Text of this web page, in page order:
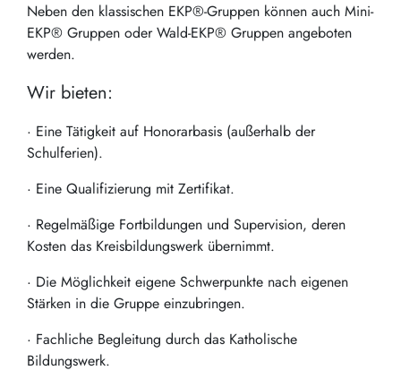
Neben den klassischen EKP®-Gruppen können auch Mini-
EKP® Gruppen oder Wald-EKP® Gruppen angeboten
werden.
Wir bieten:
· Eine Tätigkeit auf Honorarbasis (außerhalb der
Schulferien).
· Eine Qualifizierung mit Zertifikat.
· Regelmäßige Fortbildungen und Supervision, deren
Kosten das Kreisbildungswerk übernimmt.
· Die Möglichkeit eigene Schwerpunkte nach eigenen
Stärken in die Gruppe einzubringen.
· Fachliche Begleitung durch das Katholische
Bildungswerk.